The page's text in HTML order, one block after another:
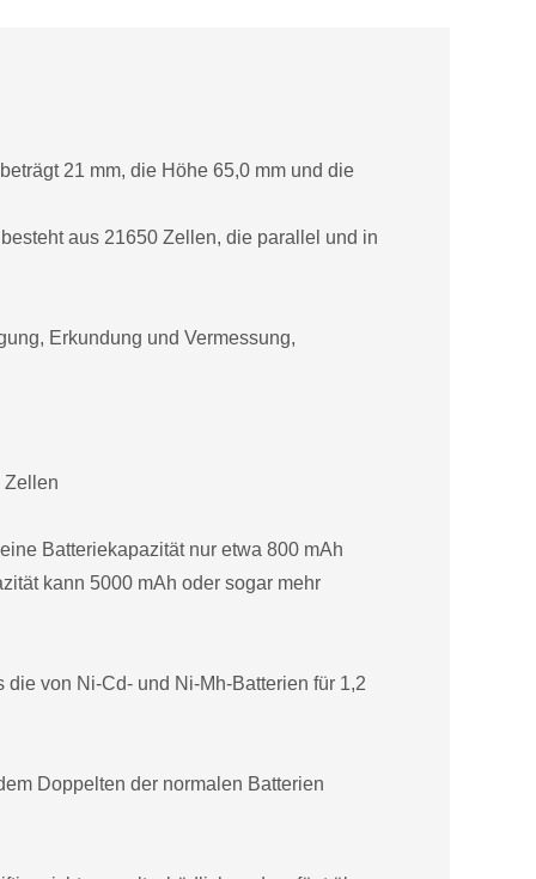
21 mm, die Höhe 65,0 mm und die
aus 21650 Zellen, die parallel und in
Erkundung und Vermessung,
Zellen
Batteriekapazität nur etwa 800 mAh
kann 5000 mAh oder sogar mehr
von Ni-Cd- und Ni-Mh-Batterien für 1,2
Doppelten der normalen Batterien